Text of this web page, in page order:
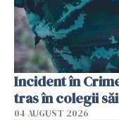
Incident în
tras în colegii
04 AUGUST 2026